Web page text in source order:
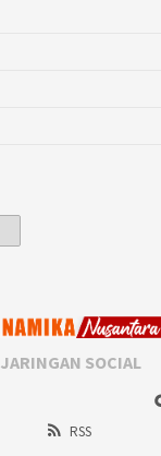
JARINGAN SOCIAL
RSS